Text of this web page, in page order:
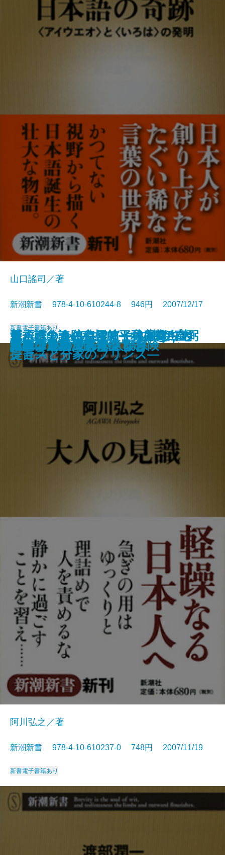
アラブの大富豪
幕末バトル・ロワイヤル 井伊直弼
の首
すべらない敬語
庭と日本人
女になりたがる男たち
「痴呆老人」は何を見ているか
文明としての教育
江戸奉公人の心得帖―呉服商白木
屋の日常―
温泉文学論
日本語の奇跡―〈アイウエオ〉と
〈いろは〉の発明―
山口謠司／著
新潮新書 978-4-10-610244-8 946円 2007/12/17
新書電子書籍あり
大人の見識
阿川弘之／著
新潮新書 978-4-10-610237-0 748円 2007/11/19
新書電子書籍あり
新書で入門 新しい太陽系
ワインをめぐる小さな冒険
日本は世界で第何位？
マユツバ語大辞典
健康の天才たち
草野球をとことん楽しむ
議論のルールブック
新・戦争論―積極的平和主義への
提言―
愛子さまと悠仁さま―本家のプリ
ンセスと分家のプリンス―